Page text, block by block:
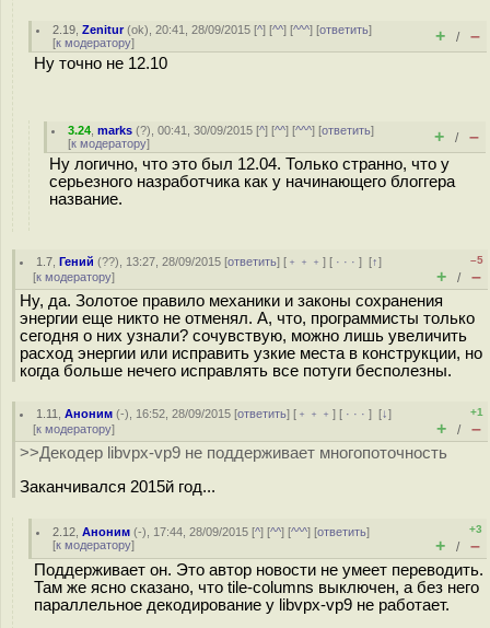
2.19 ,Zenitur(ok), 20:41, 28/09/2015 [^] [^^] [^^^] [ответить]
[к модератору] + / –
Ну точно не 12.10
3.24 ,marks (?), 00:41, 30/09/2015 [^] [^^] [^^^] [ответить]
[к модератору] + / –
Ну логично, что это был 12.04. Только странно, что у
серьезного назработчика как у начинающего блоггера
название.
1.7 ,Гений (??), 13:27, 28/09/2015 [ответить] [ ﹢﹢﹢] [ · · ·][↑]
[к модератору]
–5
+ / –
Ну, да. Золотое правило механики и законы сохранения
энергии еще никто не отменял. А, что, программисты только
сегодня о них узнали? сочувствую, можно лишь увеличить
расход энергии или исправить узкие места в конструкции, но
когда больше нечего исправлять все потуги бесполезны.
1.11 ,Аноним (-), 16:52, 28/09/2015 [ответить] [ ﹢﹢﹢] [ · · ·][↓]
[к модератору]
+1
+ / –
>>Декодер libvpx-vp9 не поддерживает многопоточность
Заканчивался 2015й год...
2.12 ,Аноним (-), 17:44, 28/09/2015 [^] [^^] [^^^] [ответить]
[к модератору]
+3
+ / –
Поддерживает он. Это автор новости не умеет переводить.
Там же ясно сказано, что tile-columns выключен, а без него
параллельное декодирование у libvpx-vp9 не работает.